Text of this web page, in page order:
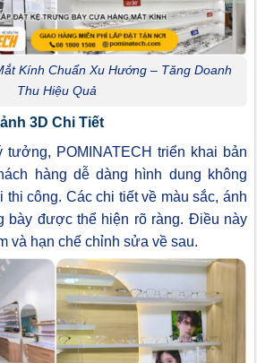
Kính Chuẩn Xu Hướng – Tăng Doanh
Thu Hiệu Quả
3D Chi Tiết
tưởng, POMINATECH triển khai bản
hàng dễ dàng hình dung không
công. Các chi tiết về màu sắc, ánh
bày được thể hiện rõ ràng. Điều này
và hạn chế chỉnh sửa về sau.